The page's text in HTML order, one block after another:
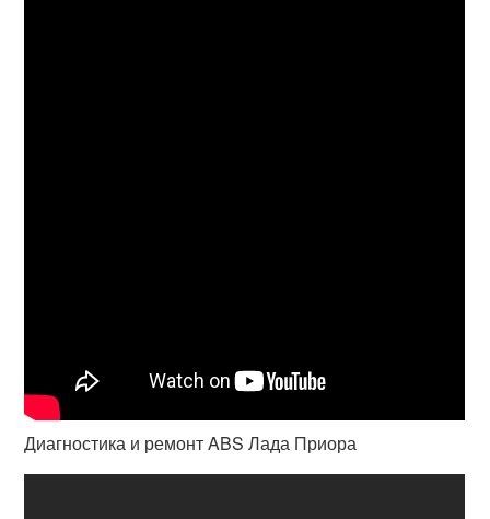
Диагностика и ремонт ABS Лада Приора